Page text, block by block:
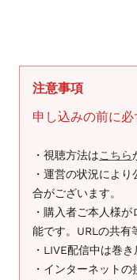
注意事項
申し込みの前に
・視聴方法はこちら
・運営の状況によ
合がございます。
・購入者ご本人様
能です。URLの共有
・LIVE配信中は巻
・インターネット